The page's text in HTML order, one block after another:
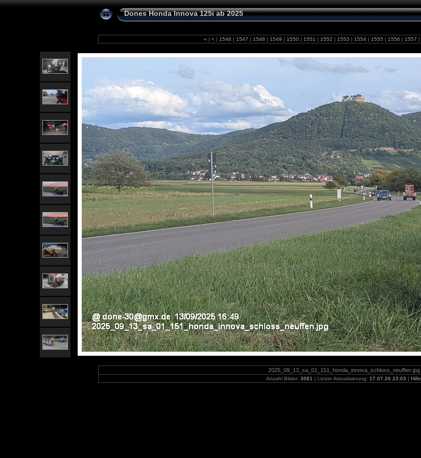
Dones Honda Innova 125i ab 2025
« | < | 1546 | 1547 | 1548 | 1549 | 1550 | 1551 | 1552 | 1553 | 1554 | 1555 | 1556 | 1557 |
2025_09_13_sa_01_151_honda_innova_schloss_neuffen.jpg
Anzahl Bilder: 3081 | Letzte Aktualisierung: 17.07.26 23:03 | Hilfe